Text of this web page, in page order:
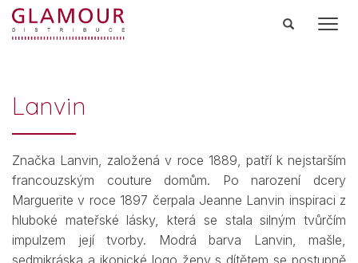
Lanvin
Značka Lanvin, založená v roce 1889, patří k nejstarším
francouzským couture domům. Po narození dcery
Marguerite v roce 1897 čerpala Jeanne Lanvin inspiraci z
hluboké mateřské lásky, která se stala silným tvůrčím
impulzem její tvorby. Modrá barva Lanvin, mašle,